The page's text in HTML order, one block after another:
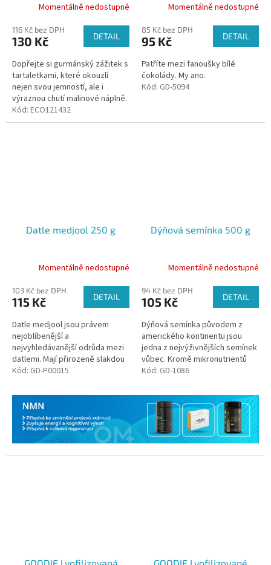
Momentálně nedostupné
116 Kč bez DPH
130 Kč DETAIL
Dopřejte si gurmánský zážitek s
tartaletkami, které okouzlí
nejen svou jemností, ale i
výraznou chutí malinové náplně.
Kód: ECO121432
Momentálně nedostupné
85 Kč bez DPH
95 Kč DETAIL
Patříte mezi fanoušky bílé
čokolády. My ano.
Kód: GD-5094
Datle medjool 250 g
Momentálně nedostupné
103 Kč bez DPH
115 Kč DETAIL
Datle medjool jsou právem
nejoblíbenější a
nejvyhledávanější odrůda mezi
datlemi. Mají přirozeně slakdou
chuť s bohatými tóny karamelu,
i pro...
Kód: GD-P00015
Dýňová semínka 500 g
Momentálně nedostupné
94 Kč bez DPH
105 Kč DETAIL
Dýňová semínka původem z
amerického kontinentu jsou
jedna z nejvýživnějších semínek
vůbec. Kromě mikronutrientů
obsahují zdravé tuky, kvalitní
Kód: GD-1086